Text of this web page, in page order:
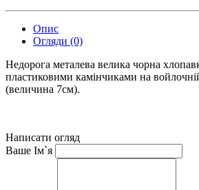
Опис
Огляди (0)
Недорога металева велика чорна
пластиковими камінчиками на
(величина
Написати огляд
Ваше Ім`я